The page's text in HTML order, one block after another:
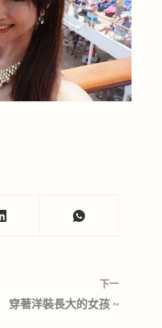
下一
穿著洋裝長大的女孩 ~